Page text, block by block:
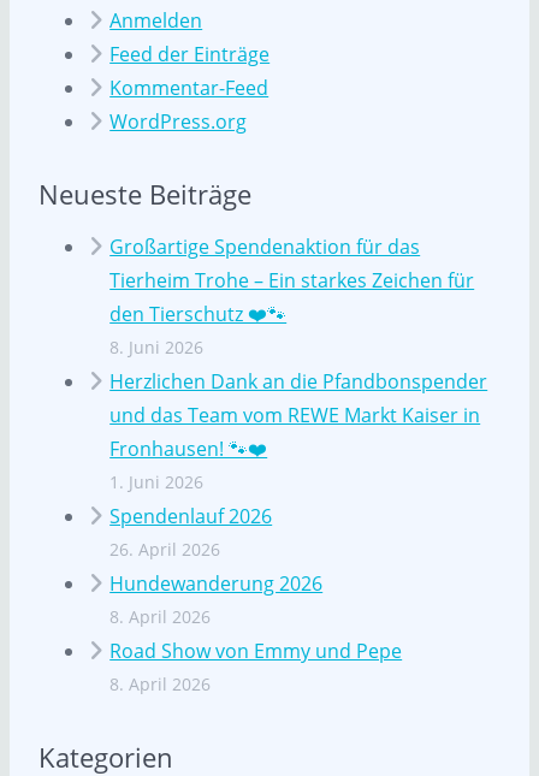
Anmelden
Feed der Einträge
Kommentar-Feed
WordPress.org
Neueste Beiträge
Großartige Spendenaktion für das
Tierheim Trohe – Ein starkes Zeichen für
den Tierschutz ❤️🐾
8. Juni 2026
Herzlichen Dank an die Pfandbonspender
und das Team vom REWE Markt Kaiser in
Fronhausen! 🐾❤️
1. Juni 2026
Spendenlauf 2026
26. April 2026
Hundewanderung 2026
8. April 2026
Road Show von Emmy und Pepe
8. April 2026
Kategorien